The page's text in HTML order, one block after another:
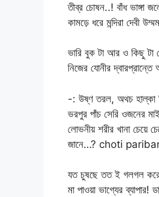
তীব্র চোষন..! বাঁধ ভাঙ্গা
কামড়ে ধরে মন্দিরা দেবী
ভারি বুক টা আর ও কিছু টা
নিজের যোনীর
-: উষ্ণ তরল, অথচ হাল্কা
ভরপুর পাঁচ সেরি ওজনের
লোভনীয় শরীর খানা চেয়ে
জানে…? choti
যত চুষছে তত ই গলগল করে
মা পাওয়া ভাগ্যের ব্যাপার!